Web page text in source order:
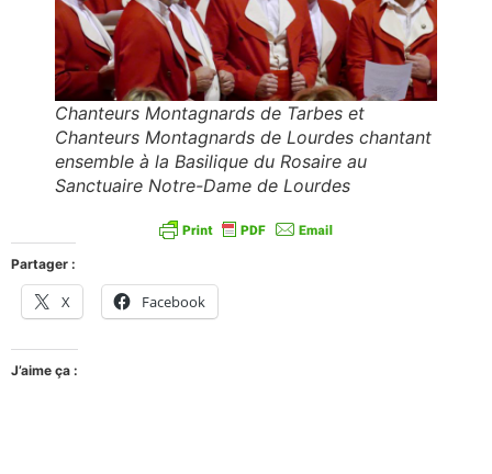
Chanteurs Montagnards de Tarbes et
Chanteurs Montagnards de Lourdes chantant
ensemble à la Basilique du Rosaire au
Sanctuaire Notre-Dame de Lourdes
Partager :
X Facebook
J’aime ça :